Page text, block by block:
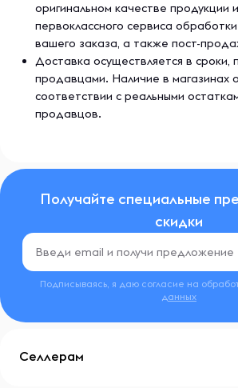
оригинальном качестве продукции
первоклассного сервиса
вашего заказа, а также пост-
Доставка осуществляется в сроки,
продавцами. Наличие в магазинах
соответствии с реальными
продавцов.
Получайте специальные
скидки
Подписываясь, я даю согласие на
данных
Селлерам